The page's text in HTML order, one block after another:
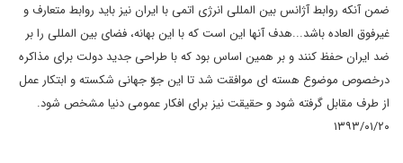
ضمن آنکه روابط آژانس بین المللی انرژی اتمی با ایران نیز باید روابط متعارف و
غیرفوق العاده باشد...هدف آنها این است که با این بهانه، فضای بین المللی را بر
ضد ایران حفظ کنند و بر همین اساس بود که با طراحی جدید دولت برای مذاکره
درخصوص موضوع هسته ای موافقت شد تا این جوّ جهانی شکسته و ابتکار عمل
از طرف مقابل گرفته شود و حقیقت نیز برای افکار عمومی دنیا مشخص شود.
۱۳۹۳/۰۱/۲۰